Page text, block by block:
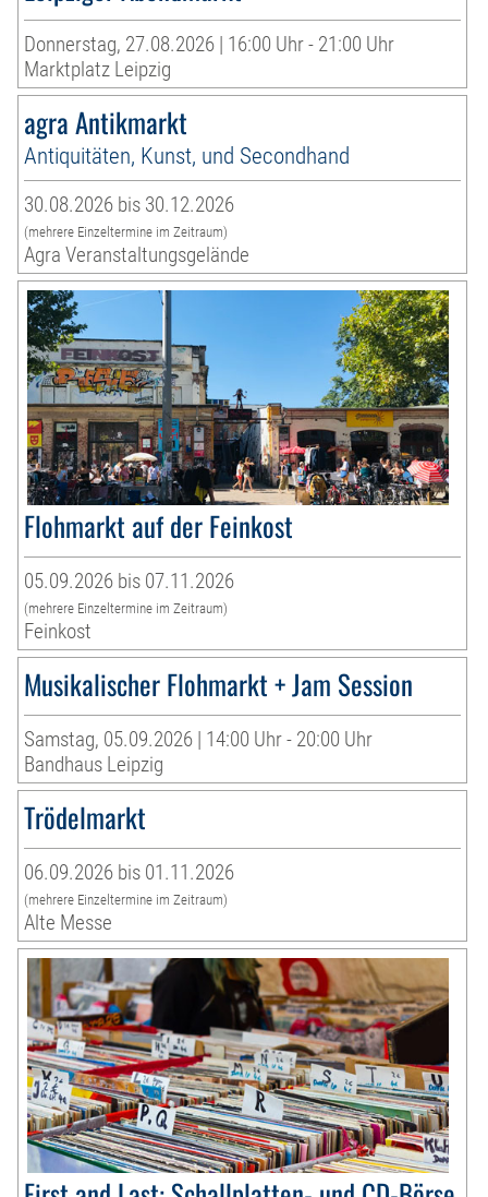
Donnerstag, 27.08.2026 | 16:00 Uhr - 21:00 Uhr
Marktplatz Leipzig
agra Antikmarkt
Antiquitäten, Kunst, und Secondhand
30.08.2026 bis 30.12.2026
(mehrere Einzeltermine im Zeitraum)
Agra Veranstaltungsgelände
Flohmarkt auf der Feinkost
05.09.2026 bis 07.11.2026
(mehrere Einzeltermine im Zeitraum)
Feinkost
Musikalischer Flohmarkt + Jam Session
Samstag, 05.09.2026 | 14:00 Uhr - 20:00 Uhr
Bandhaus Leipzig
Trödelmarkt
06.09.2026 bis 01.11.2026
(mehrere Einzeltermine im Zeitraum)
Alte Messe